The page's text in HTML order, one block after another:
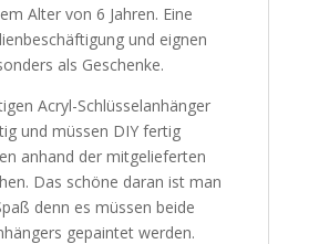
Alter von 6 Jahren. Eine
und eignen
als Geschenke.
Acryl-Schlüsselanhänger
und müssen DIY fertig
anhand der mitgelieferten
Das schöne daran ist man
denn es müssen beide
gepaintet werden.